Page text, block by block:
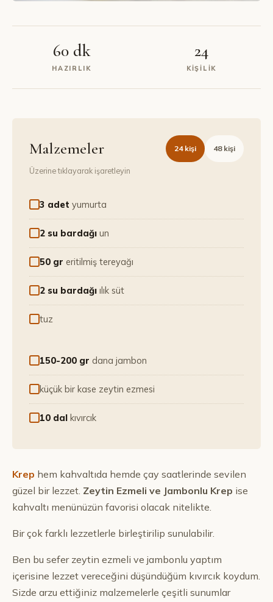
60 dk
HAZIRLIK
24
KIŞILIK
Malzemeler 24kişi 48kişi
Üzerine tıklayarak işaretleyin
3 adet yumurta
2 su bardağı un
50 gr eritilmiş tereyağı
2 su bardağı ılık süt
tuz
150-200 gr dana jambon
küçük bir kase zeytin ezmesi
10 dal kıvırcık
Krep hem kahvaltıda hemde çay saatlerinde sevilen
güzel bir lezzet. Zeytin Ezmeli ve Jambonlu Krep ise
kahvaltı menünüzün favorisi olacak nitelikte.
Bir çok farklı lezzetlerle birleştirilip sunulabilir.
Ben bu sefer zeytin ezmeli ve jambonlu yaptım
içerisine lezzet vereceğini düşündüğüm kıvırcık koydum.
Sizde arzu ettiğiniz malzemelerle çeşitli sunumlar